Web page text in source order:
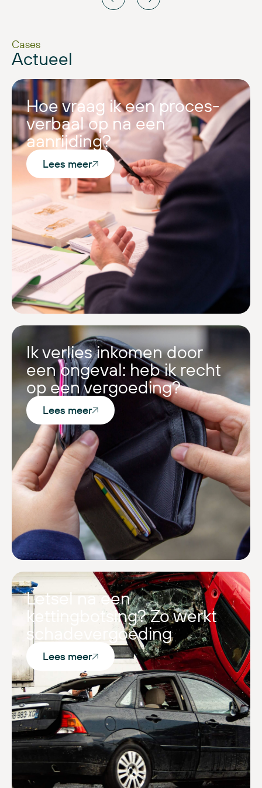
Cases
Actueel
Hoe vraag ik een proces-
verbaal op na een
aanrijding?
Lees meer
Ik verlies inkomen door
een ongeval: heb ik recht
op een vergoeding?
Lees meer
Letsel na een
kettingbotsing? Zo werkt
schadevergoeding
Lees meer